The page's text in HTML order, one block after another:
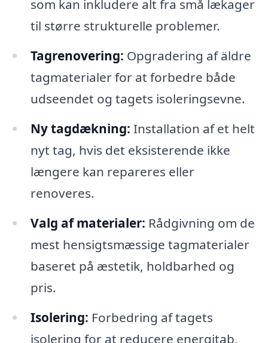
som kan inkludere alt fra små lækager
til større strukturelle problemer.
Tagrenovering: Opgradering af äldre
tagmaterialer for at forbedre både
udseendet og tagets isoleringsevne.
Ny tagdækning: Installation af et helt
nyt tag, hvis det eksisterende ikke
længere kan repareres eller
renoveres.
Valg af materialer: Rådgivning om de
mest hensigtsmæssige tagmaterialer
baseret på æstetik, holdbarhed og
pris.
Isolering: Forbedring af tagets
isolering for at reducere energitab,